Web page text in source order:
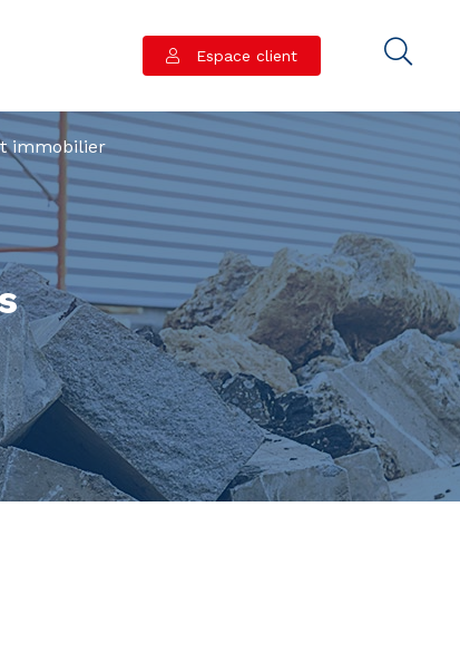
Espace client
immobilier